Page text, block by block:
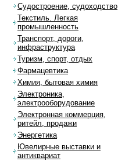
Судостроение, судоходство
Текстиль. Легкая
промышленность
Транспорт, дороги,
инфраструктура
Туризм, спорт, отдых
Фармацевтика
Химия, бытовая химия
Электроника,
электрооборудование
Электронная коммерция,
ритейл, продажи
Энергетика
Ювелирные выставки и
антиквариат